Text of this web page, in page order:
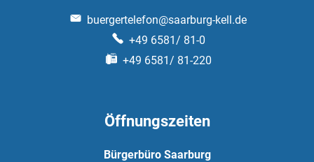
buergertelefon@saarburg-kell.de
+49 6581/ 81-0
+49 6581/ 81-220
Öffnungszeiten
Bürgerbüro Saarburg